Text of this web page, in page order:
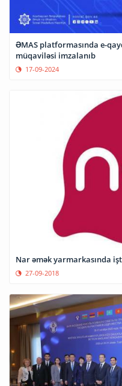
ƏMAS platformasında e-
müqaviləsi imzalanıb
17-09-2024
Nar əmək yarmarkasında
27-09-2018